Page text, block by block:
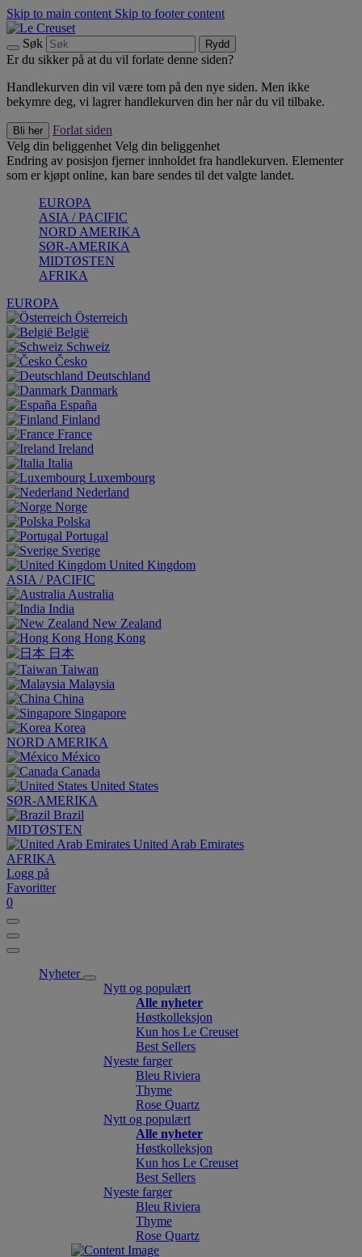
Skip to main content Skip to footer content
Søk Rydd
Er du sikker på at du vil forlate denne siden?
Handlekurven din vil være tom på den nye siden. Men ikke
bekymre deg, vi lagrer handlekurven din her når du vil tilbake.
Bli her
Forlat siden
Velg din beliggenhet Velg din beliggenhet
Endring av posisjon fjerner innholdet fra handlekurven. Elementer
som er kjøpt online, kan bare sendes til det valgte landet.
EUROPA
ASIA / PACIFIC
NORD AMERIKA
SØR-AMERIKA
MIDTØSTEN
AFRIKA
EUROPA
Österreich
België
Schweiz
Česko
Deutschland
Danmark
España
Finland
France
Ireland
Italia
Luxembourg
Nederland
Norge
Polska
Portugal
Sverige
United Kingdom
ASIA / PACIFIC
Australia
India
New Zealand
Hong Kong
日本
Taiwan
Malaysia
China
Singapore
Korea
NORD AMERIKA
México
Canada
United States
SØR-AMERIKA
Brazil
MIDTØSTEN
United Arab Emirates
AFRIKA
Logg på
Favoritter
0
Nyheter
Nytt og populært
Alle nyheter
Høstkolleksjon
Kun hos Le Creuset
Best Sellers
Nyeste farger
Bleu Riviera
Thyme
Rose Quartz
Nytt og populært
Alle nyheter
Høstkolleksjon
Kun hos Le Creuset
Best Sellers
Nyeste farger
Bleu Riviera
Thyme
Rose Quartz